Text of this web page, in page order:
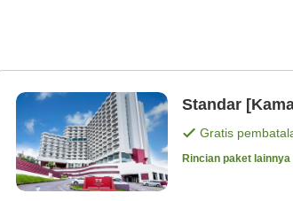
Standar
Gratis
Rincian paket lainnya